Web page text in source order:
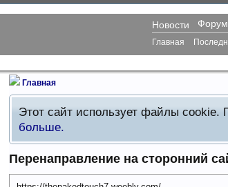
Главная
Этот сайт использует файлы
больше.
Перенаправление на сторонний
Новости
Главная
Форум